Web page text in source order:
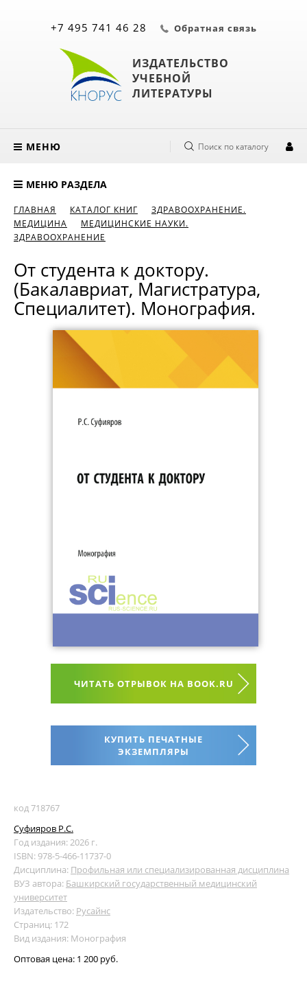
ИЗДАТЕЛЬСТВО
УЧЕБНОЙ
ЛИТЕРАТУРЫ
+7 495 741 46 28 Обратная связь
МЕНЮ Поиск по каталогу
МЕНЮ РАЗДЕЛА
ГЛАВНАЯ КАТАЛОГ КНИГ
ЗДРАВООХРАНЕНИЕ.
МЕДИЦИНА
МЕДИЦИНСКИЕ НАУКИ.
ЗДРАВООХРАНЕНИЕ
От студента к доктору.
(Бакалавриат, Магистратура,
Специалитет). Монография.
ЧИТАТЬ ОТРЫВОК НА BOOK.RU
КУПИТЬ ПЕЧАТНЫЕ
ЭКЗЕМПЛЯРЫ
код 718767
Суфияров Р.С.
Год издания: 2026 г.
ISBN: 978-5-466-11737-0
Дисциплина: Профильная или специализированная дисциплина
ВУЗ автора: Башкирский государственный медицинский
университет
Издательство: Русайнс
Страниц: 172
Вид издания: Монография
Оптовая цена: 1 200 руб.